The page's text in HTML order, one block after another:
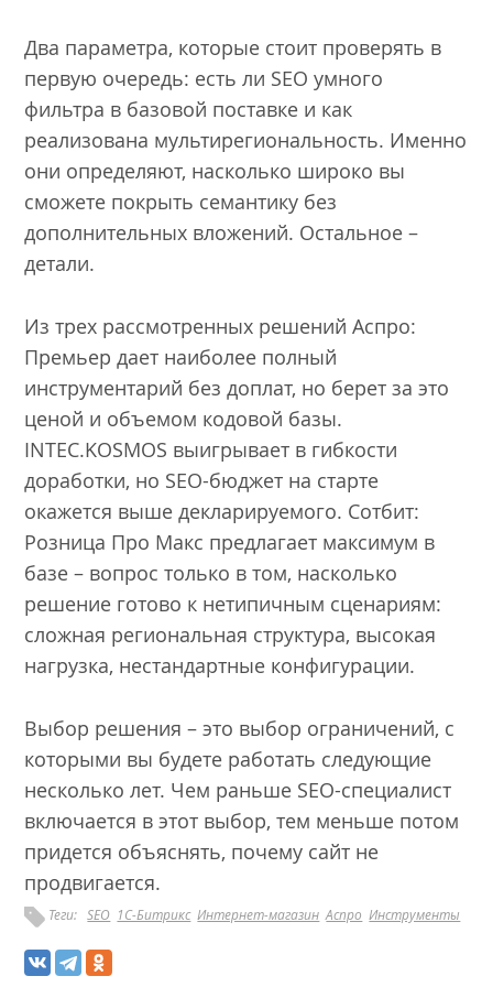
Два параметра, которые стоит проверять в
первую очередь: есть ли SEO умного
фильтра в базовой поставке и как
реализована мультирегиональность. Именно
они определяют, насколько широко вы
сможете покрыть семантику без
дополнительных вложений. Остальное –
детали.
Из трех рассмотренных решений Аспро:
Премьер дает наиболее полный
инструментарий без доплат, но берет за это
ценой и объемом кодовой базы.
INTEC.KOSMOS выигрывает в гибкости
доработки, но SEO-бюджет на старте
окажется выше декларируемого. Сотбит:
Розница Про Макс предлагает максимум в
базе – вопрос только в том, насколько
решение готово к нетипичным сценариям:
сложная региональная структура, высокая
нагрузка, нестандартные конфигурации.
Выбор решения – это выбор ограничений, с
которыми вы будете работать следующие
несколько лет. Чем раньше SEO-специалист
включается в этот выбор, тем меньше потом
придется объяснять, почему сайт не
продвигается.
Теги: SEO 1С-Битрикс Интернет-магазин Аспро Инструменты